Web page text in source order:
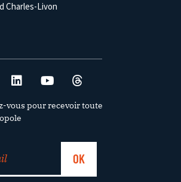
Charles-Livon
vous pour recevoir toute